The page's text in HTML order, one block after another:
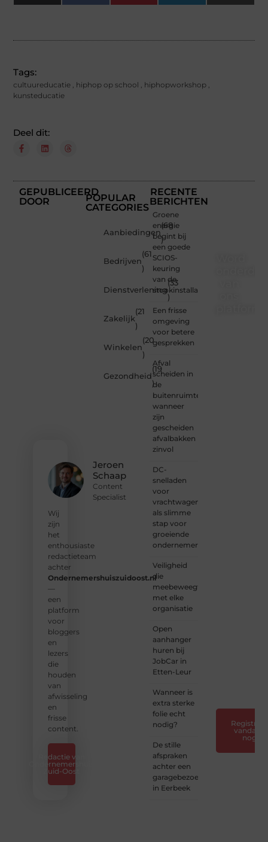
(Twitter)
Tags:
cultuureducatie hiphop op school hiphopworkshop
kunsteducatie
Deel dit:
GEPUBLICEERD
DOOR
Jeroen
Schaap
Content
Specialist
Wij
zijn
het
enthousiaste
redactieteam
achter
Ondernemershuiszuidoost.nl
—
een
platform
voor
bloggers
en
lezers
die
houden
van
afwisseling
en
frisse
content.
Redactie van
Ondernemershuis
Zuid-Oost
POPULAR
CATEGORIES
Aanbiedingen
(68
)
Bedrijven
(61
)
Dienstverlening
(33
)
Zakelijk
(21
)
Winkelen
(20
)
Gezondheid
(19
)
RECENTE
BERICHTEN
Groene
energie
begint bij
een goede
SCIOS-
keuring
van de
stookinstallatie
Een frisse
omgeving
voor betere
gesprekken
Afval
scheiden in
de
buitenruimte:
wanneer
zijn
gescheiden
afvalbakken
zinvol
DC-
snelladen
voor
vrachtwagens
als slimme
stap voor
groeiende
ondernemers
Veiligheid
die
meebeweegt
met elke
organisatie
Open
aanhanger
huren bij
JobCar in
Etten-Leur
Wanneer is
extra sterke
folie echt
nodig?
De stille
afspraken
achter een
garagebezoek
in Eerbeek
Registreer
vandaag
nog